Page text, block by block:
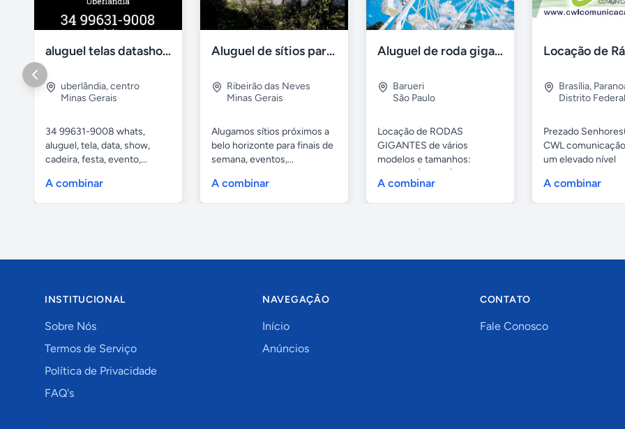
aluguel telas datashow cadeiras uberlândia
uberlândia,centro
Minas Gerais
34 99631-9008 whats,
aluguel, tela, data, show,
cadeira, festa, evento,...
A combinar
Aluguel de sítios para festas e eventos em BH
Ribeirão das Neves
Minas Gerais
Alugamos sítios próximos a
belo horizonte para finais de
semana, eventos,...
A combinar
Aluguel de roda gigante
Barueri
São Paulo
Locação de RODAS
GIGANTES de vários
modelos e tamanhos:
4,80mts (infantil), 6,...
A combinar
Brasília,
Distrito Federal
Prezado
CWL
um elevado nível
A combinar
INSTITUCIONAL
Sobre Nós
Termos de Serviço
Política de Privacidade
FAQ's
NAVEGAÇÃO
Início
Anúncios
CONTATO
Fale Conosco